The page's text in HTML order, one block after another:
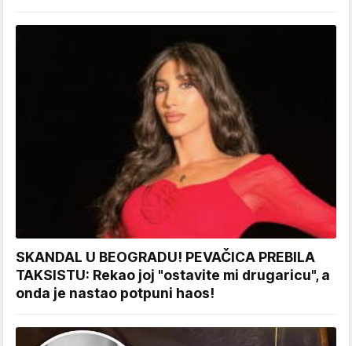
SKANDAL U BEOGRADU! PEVAČICA PREBILA
TAKSISTU: Rekao joj "ostavite mi drugaricu", a
onda je nastao potpuni haos!